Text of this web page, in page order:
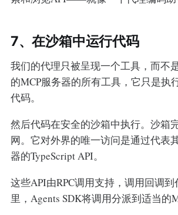
7、在沙箱中运行代码
我们的代理只被呈现一个工具，而不
的MCP服务器的所有工具，它只是执
代码。
然后代码在安全的沙箱中执行。沙箱
网。它对外界的唯一访问是通过代表
器的TypeScript API。
这些API由RPC调用支持，调用回调
里，Agents SDK将调用分派到适当的